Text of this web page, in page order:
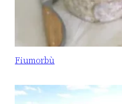
Fiumorbù